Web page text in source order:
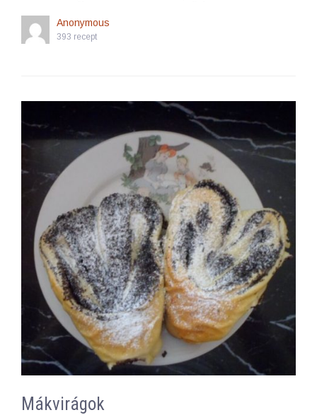
Anonymous
393 recept
Mákvirágok